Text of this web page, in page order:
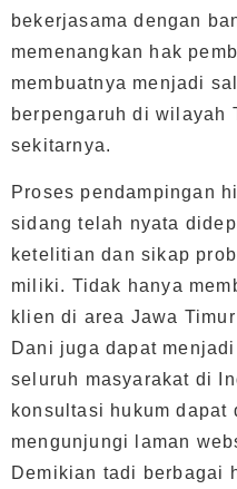
bekerjasama dengan
memenangkan hak
membuatnya menjadi
berpengaruh di wilayah
sekitarnya.
Proses pendampingan
sidang telah nyata
ketelitian dan sikap
miliki. Tidak hanya
klien di area Jawa
Dani juga dapat
seluruh masyarakat di
konsultasi hukum dapat
mengunjungi laman
Demikian tadi berbagai